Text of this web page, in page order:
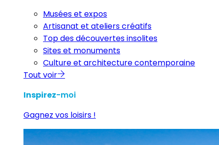
Musées et expos
Artisanat et ateliers créatifs
Top des découvertes insolites
Sites et monuments
Culture et architecture contemporaine
Tout voir
Inspirez-moi
Gagnez vos loisirs !